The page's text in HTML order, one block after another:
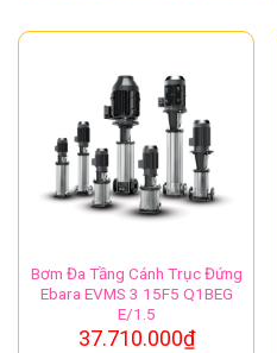
Bơm Đa Tầng Cánh Trục Đứng
Ebara EVMS 3 15F5 Q1BEG
E/1.5
37.710.000₫